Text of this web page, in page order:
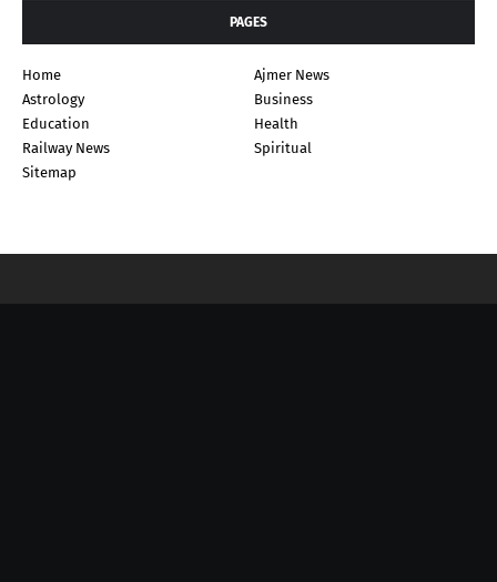
PAGES
Home
Ajmer News
Astrology
Business
Education
Health
Railway News
Spiritual
Sitemap